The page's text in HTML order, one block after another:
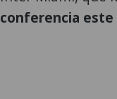
conferencia este